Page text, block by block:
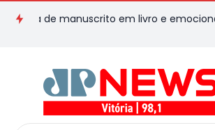
de manuscrito em livro e emociona ao